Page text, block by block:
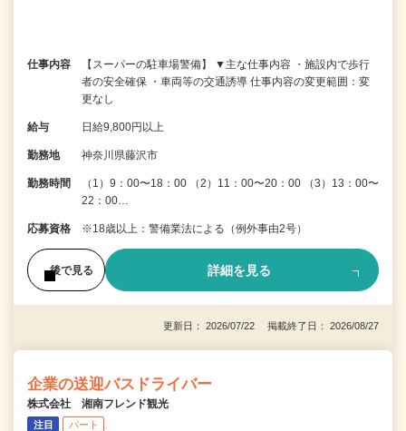
仕事内容
【スーパーの駐車場警備】 ▼主な仕事内容 ・施設内で歩行
者の安全確保 ・車両等の交通誘導 仕事内容の変更範囲：変
更なし
給与 日給9,800円以上
勤務地 神奈川県藤沢市
勤務時間
（1）9：00〜18：00 （2）11：00〜20：00 （3）13：00〜
22：00…
応募資格 ※18歳以上：警備業法による（例外事由2号）
後で見る 詳細を見る
更新日： 2026/07/22 掲載終了日： 2026/08/27
企業の送迎バスドライバー
株式会社 湘南フレンド観光
注目 パート